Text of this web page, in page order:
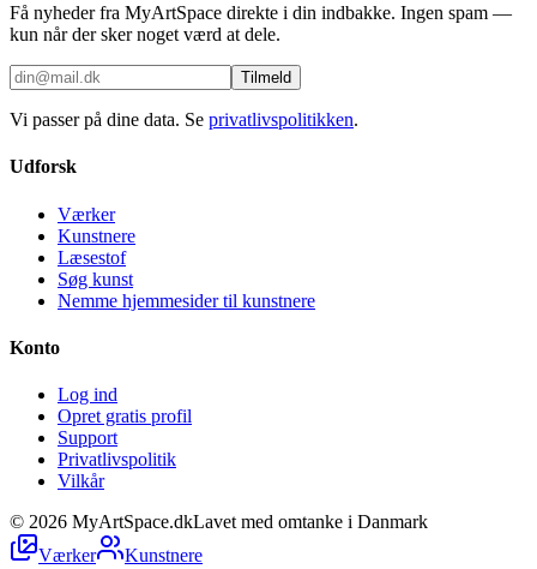
Få nyheder fra MyArtSpace direkte i din indbakke. Ingen spam —
kun når der sker noget værd at dele.
Tilmeld
Vi passer på dine data. Se privatlivspolitikken.
Udforsk
Værker
Kunstnere
Læsestof
Søg kunst
Nemme hjemmesider til kunstnere
Konto
Log ind
Opret gratis profil
Support
Privatlivspolitik
Vilkår
© 2026 MyArtSpace.dkLavet med omtanke i Danmark
Værker
Kunstnere